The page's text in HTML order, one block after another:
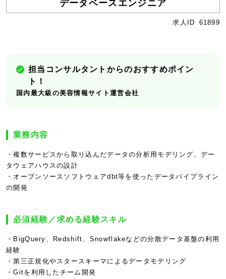
データベースエンジニア
求人ID 61899
担当コンサルタントからのおすすめポイン
ト！
国内最大級の美容情報サイト運営会社
業務内容
・複数サービスから取り込んだデータの分析用モデリング、デー
タウェアハウスの設計
・オープンソースソフトウェアdbt等を使ったデータパイプライン
の開発
必須経験／求める経験スキル
・BigQuery、Redshift、Snowflakeなどの分散データ基盤の利用
経験
・第三正規化やスタースキーマによるデータモデリング
・Gitを利用したチーム開発